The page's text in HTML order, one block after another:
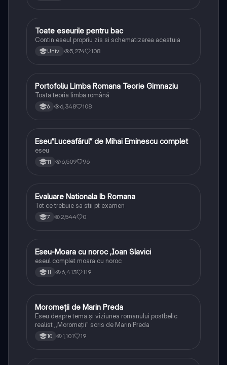
Limba și literatura română
Toate eseurile pentru bac
Contin eseul propriu zis si schematizarea acestuia
Univ. 5,274 108
Limba și literatura română
Portofoliu Limba Romana Teorie Gimnaziu
Toata teoria limba română
6 6,348 108
Limba și literatura română
Eseu”Luceafărul” de Mihai Eminescu complet
eseu
11 6,509 96
Limba și literatura română
Evaluare Nationala lb Romana
Tot ce trebuie sa stii pt examen
7 2,544 0
Limba și literatura română
Eseu-Moara cu noroc ,Ioan Slavici
eseul complet moara cu noroc
11 6,413 119
Limba și literatura română
Moromeții de Marin Preda
Eseu despre tema și viziunea romanului postbelic
realist ,,Moromeții" scris de Marin Preda
10 1,101 19